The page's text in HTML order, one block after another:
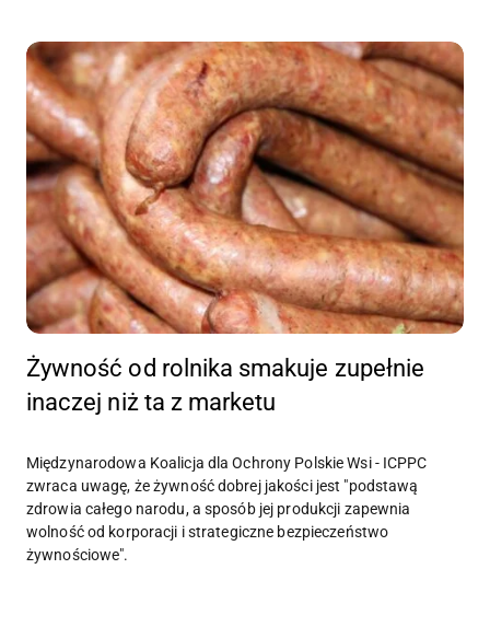
Żywność od rolnika smakuje zupełnie
inaczej niż ta z marketu
Międzynarodowa Koalicja dla Ochrony Polskie Wsi - ICPPC
zwraca uwagę, że żywność dobrej jakości jest "podstawą
zdrowia całego narodu, a sposób jej produkcji zapewnia
wolność od korporacji i strategiczne bezpieczeństwo
żywnościowe".